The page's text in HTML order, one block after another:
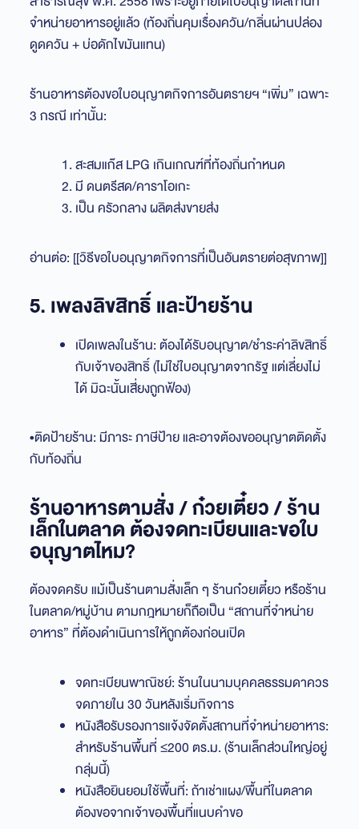
จำหน่ายอาหารอยู่แล้ว (ท้องถิ่นคุมเรื่องควัน/กลิ่นผ่านปล่อง
ดูดควัน + บ่อดักไขมันแทน)
ร้านอาหารต้องขอใบอนุญาตกิจการอันตรายฯ “เพิ่ม” เฉพาะ
3 กรณี เท่านั้น:
สะสมแก๊ส LPG เกินเกณฑ์ที่ท้องถิ่นกำหนด
มี ดนตรีสด/คาราโอเกะ
เป็น ครัวกลาง ผลิตส่งขายส่ง
อ่านต่อ: [[วิธีขอใบอนุญาตกิจการที่เป็นอันตรายต่อสุขภาพ]]
5. เพลงลิขสิทธิ์ และป้ายร้าน
เปิดเพลงในร้าน: ต้องได้รับอนุญาต/ชำระค่าลิขสิทธิ์
กับเจ้าของสิทธิ์ (ไม่ใช่ใบอนุญาตจากรัฐ แต่เลี่ยงไม่
ได้ มิฉะนั้นเสี่ยงถูกฟ้อง)
•ติดป้ายร้าน: มีภาระ ภาษีป้าย และอาจต้องขออนุญาตติดตั้ง
กับท้องถิ่น
ร้านอาหารตามสั่ง / ก๋วยเตี๋ยว / ร้าน
เล็กในตลาด ต้องจดทะเบียนและขอใบ
อนุญาตไหม?
ต้องจดครับ แม้เป็นร้านตามสั่งเล็ก ๆ ร้านก๋วยเตี๋ยว หรือร้าน
ในตลาด/หมู่บ้าน ตามกฎหมายก็ถือเป็น “สถานที่จำหน่าย
อาหาร” ที่ต้องดำเนินการให้ถูกต้องก่อนเปิด
จดทะเบียนพาณิชย์: ร้านในนามบุคคลธรรมดาควร
จดภายใน 30 วันหลังเริ่มกิจการ
หนังสือรับรองการแจ้งจัดตั้งสถานที่จำหน่ายอาหาร:
สำหรับร้านพื้นที่ ≤200 ตร.ม. (ร้านเล็กส่วนใหญ่อยู่
กลุ่มนี้)
หนังสือยินยอมใช้พื้นที่: ถ้าเช่าแผง/พื้นที่ในตลาด
ต้องขอจากเจ้าของพื้นที่แนบคำขอ